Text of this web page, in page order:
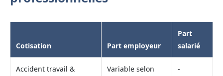
Cotisation Part employeur
Part
salarié
Accident travail &
Variable selon
-